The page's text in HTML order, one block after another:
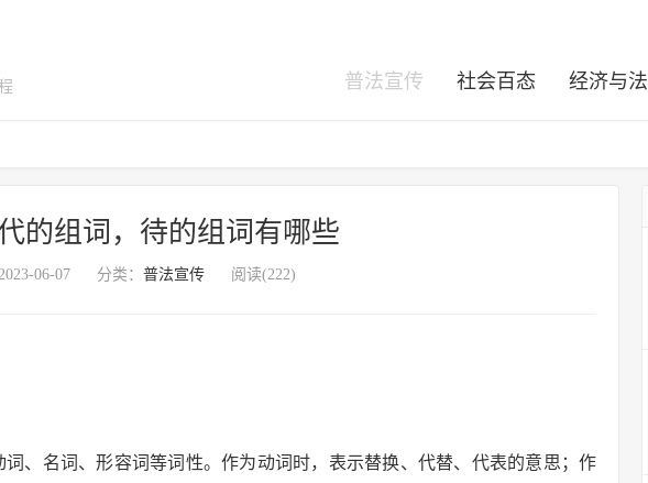
普法宣传 社会百态 经济与法
的组词，待的组词有哪些
06-07 分类： 普法宣传 阅读(222)
、名词、形容词等词性。作为动词时，表示替换、代替、代表的意思；作